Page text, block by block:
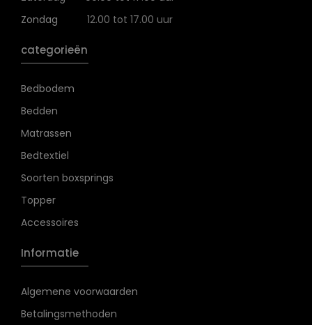
Zondag
12.00 tot 17.00 uur
categorieën
Bedbodem
Bedden
Matrassen
Bedtextiel
Soorten boxsprings
Topper
Accessoires
Informatie
Algemene voorwaarden
Betalingsmethoden